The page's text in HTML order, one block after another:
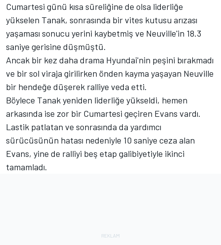
Cumartesi günü kısa süreliğine de olsa liderliğe
yükselen Tanak, sonrasında bir vites kutusu arızası
yaşaması sonucu yerini kaybetmiş ve Neuville'in 18.3
saniye gerisine düşmüştü.
Ancak bir kez daha drama Hyundai'nin peşini bırakmadı
ve bir sol viraja girilirken önden kayma yaşayan Neuville
bir hendeğe düşerek ralliye veda etti.
Böylece Tanak yeniden liderliğe yükseldi, hemen
arkasında ise zor bir Cumartesi geçiren Evans vardı.
Lastik patlatan ve sonrasında da yardımcı
sürücüsünün hatası nedeniyle 10 saniye ceza alan
Evans, yine de ralliyi beş etap galibiyetiyle ikinci
tamamladı.